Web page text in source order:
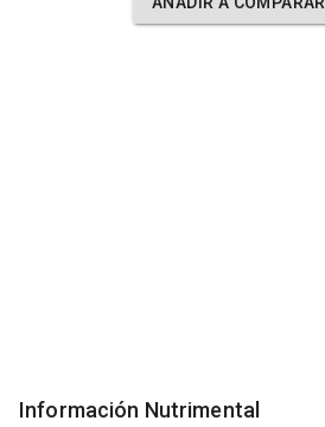
Información Nutrimental